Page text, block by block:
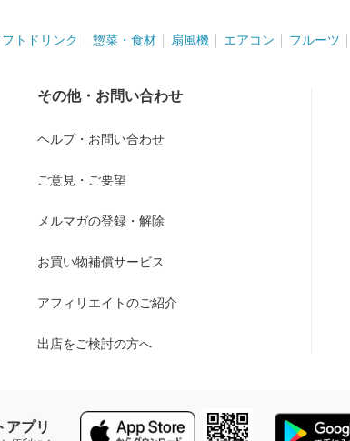
フトドリンク 惣菜・食材 扇風機 エアコン フルーツ
その他・お問い合わせ
ヘルプ・お問い合わせ
ご意見・ご要望
メルマガの登録・解除
お買い物補償サービス
アフィリエイトのご紹介
出店をご検討の方へ
アプリ